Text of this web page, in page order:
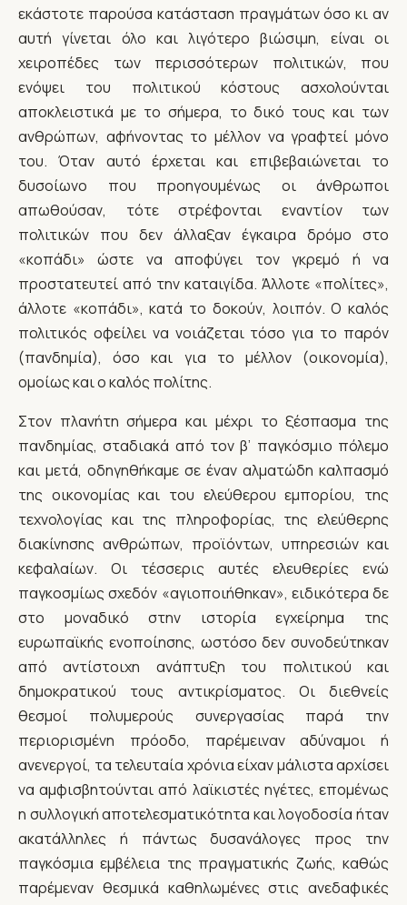
εκάστοτε παρούσα κατάσταση πραγμάτων όσο κι αν
αυτή γίνεται όλο και λιγότερο βιώσιμη, είναι οι
χειροπέδες των περισσότερων πολιτικών, που
ενόψει του πολιτικού κόστους ασχολούνται
αποκλειστικά με το σήμερα, το δικό τους και των
ανθρώπων, αφήνοντας το μέλλον να γραφτεί μόνο
του. Όταν αυτό έρχεται και επιβεβαιώνεται το
δυσοίωνο που προηγουμένως οι άνθρωποι
απωθούσαν, τότε στρέφονται εναντίον των
πολιτικών που δεν άλλαξαν έγκαιρα δρόμο στο
«κοπάδι» ώστε να αποφύγει τον γκρεμό ή να
προστατευτεί από την καταιγίδα. Άλλοτε «πολίτες»,
άλλοτε «κοπάδι», κατά το δοκούν, λοιπόν. Ο καλός
πολιτικός οφείλει να νοιάζεται τόσο για το παρόν
(πανδημία), όσο και για το μέλλον (οικονομία),
ομοίως και ο καλός πολίτης.
Στον πλανήτη σήμερα και μέχρι το ξέσπασμα της
πανδημίας, σταδιακά από τον β’ παγκόσμιο πόλεμο
και μετά, οδηγηθήκαμε σε έναν αλματώδη καλπασμό
της οικονομίας και του ελεύθερου εμπορίου, της
τεχνολογίας και της πληροφορίας, της ελεύθερης
διακίνησης ανθρώπων, προϊόντων, υπηρεσιών και
κεφαλαίων. Οι τέσσερις αυτές ελευθερίες ενώ
παγκοσμίως σχεδόν «αγιοποιήθηκαν», ειδικότερα δε
στο μοναδικό στην ιστορία εγχείρημα της
ευρωπαϊκής ενοποίησης, ωστόσο δεν συνοδεύτηκαν
από αντίστοιχη ανάπτυξη του πολιτικού και
δημοκρατικού τους αντικρίσματος. Οι διεθνείς
θεσμοί πολυμερούς συνεργασίας παρά την
περιορισμένη πρόοδο, παρέμειναν αδύναμοι ή
ανενεργοί, τα τελευταία χρόνια είχαν μάλιστα αρχίσει
να αμφισβητούνται από λαϊκιστές ηγέτες, επομένως
η συλλογική αποτελεσματικότητα και λογοδοσία ήταν
ακατάλληλες ή πάντως δυσανάλογες προς την
παγκόσμια εμβέλεια της πραγματικής ζωής, καθώς
παρέμεναν θεσμικά καθηλωμένες στις ανεδαφικές